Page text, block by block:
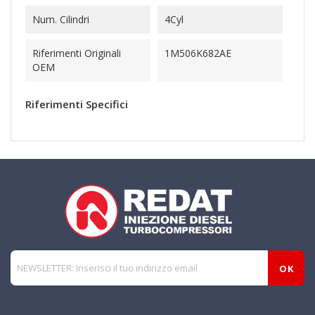
Num. Cilindri 4Cyl
Riferimenti Originali
OEM
1M506K682AE
Riferimenti Specifici